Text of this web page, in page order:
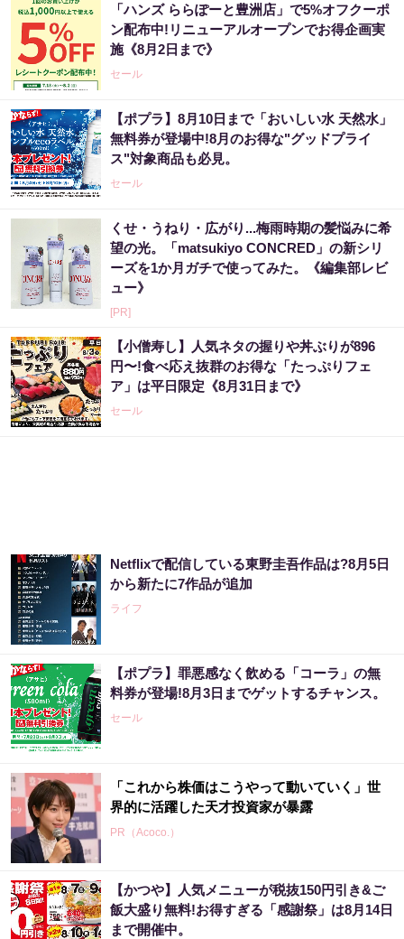
「ハンズ ららぽーと豊洲店」で5%オフクーポ
ン配布中!リニューアルオープンでお得企画実
施《8月2日まで》
セール
【ポプラ】8月10日まで「おいしい水 天然水」
無料券が登場中!8月のお得な"グッドプライ
ス"対象商品も必見。
セール
くせ・うねり・広がり...梅雨時期の髪悩みに希
望の光。「matsukiyo CONCRED」の新シリ
ーズを1か月ガチで使ってみた。《編集部レビ
ュー》
[PR]
【小僧寿し】人気ネタの握りや丼ぶりが896
円〜!食べ応え抜群のお得な「たっぷりフェ
ア」は平日限定《8月31日まで》
セール
Netflixで配信している東野圭吾作品は?8月5日
から新たに7作品が追加
ライフ
【ポプラ】罪悪感なく飲める「コーラ」の無
料券が登場!8月3日までゲットするチャンス。
セール
「これから株価はこうやって動いていく」世
界的に活躍した天才投資家が暴露
PR（Acoco.）
宝くじ当たる人は“たまたま”じゃない?!
【かつや】人気メニューが税抜150円引き&ご
飯大盛り無料!お得すぎる「感謝祭」は8月14日
まで開催中。